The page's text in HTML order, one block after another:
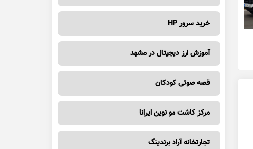
خرید سرور HP
آموزش ارز دیجیتال در مشهد
قصه صوتی کودکان
مرکز کاشت مو نوین ایرانا
تجارتخانه آراد برندینگ